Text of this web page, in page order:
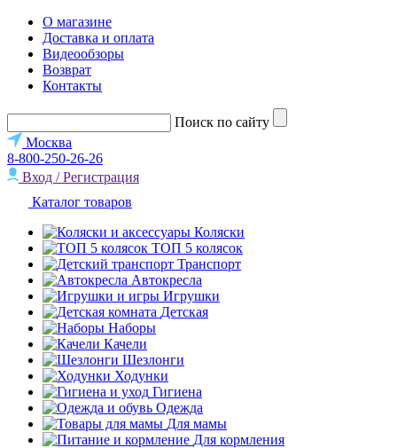
О магазине
Доставка и оплата
Видеообзоры
Возврат
Контакты
Поиск по сайту
Москва
8-800-250-26-26
Вход / Регистрация
Каталог товаров
Коляски
ТОП 5 колясок
Транспорт
Автокресла
Игрушки
Детская
Наборы
Качели
Шезлонги
Ходунки
Гигиена
Одежда
Для мамы
Для кормления